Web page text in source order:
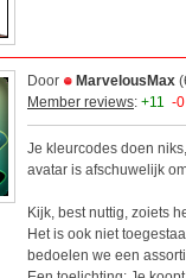
Door MarvelousMax
Member reviews: +11 -0
Je kleurcodes doen
avatar is afschuwelijk
Kijk, best nuttig, zoiets
Het is ook niet
bedoelen we een